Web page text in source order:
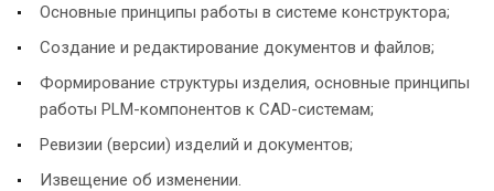
Основные принципы работы в системе конструктора;
Создание и редактирование документов и файлов;
Формирование структуры изделия, основные принципы
работы PLM-компонентов к CAD-системам;
Ревизии (версии) изделий и документов;
Извещение об изменении.